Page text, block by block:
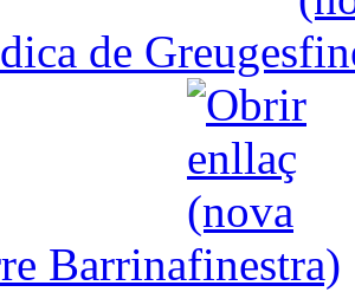
de Greuges
Barrina